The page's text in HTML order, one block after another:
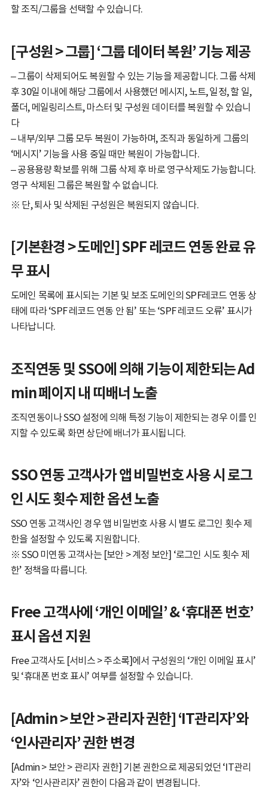
할 조직/그룹을 선택할 수 있습니다.
[구성원 > 그룹] ‘그룹 데이터 복원’ 기능 제공
– 그룹이 삭제되어도 복원할 수 있는 기능을 제공합니다. 그룹 삭제
후 30일 이내에 해당 그룹에서 사용했던 메시지, 노트, 일정, 할 일,
폴더, 메일링리스트, 마스터 및 구성원 데이터를 복원할 수 있습니
다
– 내부/외부 그룹 모두 복원이 가능하며, 조직과 동일하게 그룹의
‘메시지’ 기능을 사용 중일 때만 복원이 가능합니다.
– 공용용량 확보를 위해 그룹 삭제 후 바로 영구삭제도 가능합니다.
영구 삭제된 그룹은 복원할 수 없습니다.
※ 단, 퇴사 및 삭제된 구성원은 복원되지 않습니다.
[기본환경 > 도메인] SPF 레코드 연동 완료 유
무 표시
도메인 목록에 표시되는 기본 및 보조 도메인의 SPF레코드 연동 상
태에 따라 ‘SPF 레코드 연동 안 됨’ 또는 ‘SPF 레코드 오류’ 표시가
나타납니다.
조직연동 및 SSO에 의해 기능이 제한되는 Ad
min 페이지 내 띠배너 노출
조직연동이나 SSO 설정에 의해 특정 기능이 제한되는 경우 이를 인
지할 수 있도록 화면 상단에 배너가 표시됩니다.
SSO 연동 고객사가 앱 비밀번호 사용 시 로그
인 시도 횟수 제한 옵션 노출
SSO 연동 고객사인 경우 앱 비밀번호 사용 시 별도 로그인 횟수 제
한을 설정할 수 있도록 지원합니다.
※ SSO 미연동 고객사는 [보안 > 계정 보안] ‘로그인 시도 횟수 제
한’ 정책을 따릅니다.
Free 고객사에 ‘개인 이메일’ & ‘휴대폰 번호’
표시 옵션 지원
Free 고객사도 [서비스 > 주소록]에서 구성원의 ‘개인 이메일 표시’
및 ‘휴대폰 번호 표시’ 여부를 설정할 수 있습니다.
[Admin > 보안 > 관리자 권한] ‘IT관리자’와
‘인사관리자’ 권한 변경
[Admin > 보안 > 관리자 권한] 기본 권한으로 제공되었던 ‘IT관리
자’와 ‘인사관리자’ 권한이 다음과 같이 변경됩니다.